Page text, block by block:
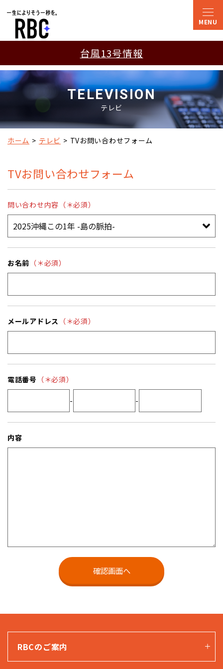
台風13号情報
TELEVISION
テレビ
ホーム テレビ TVお問い合わせフォーム
TVお問い合わせフォーム
問い合わせ内容（＊必須）
お名前 （＊必須）
メールアドレス （＊必須）
電話番号 （＊必須）
- -
内容
RBCのご案内